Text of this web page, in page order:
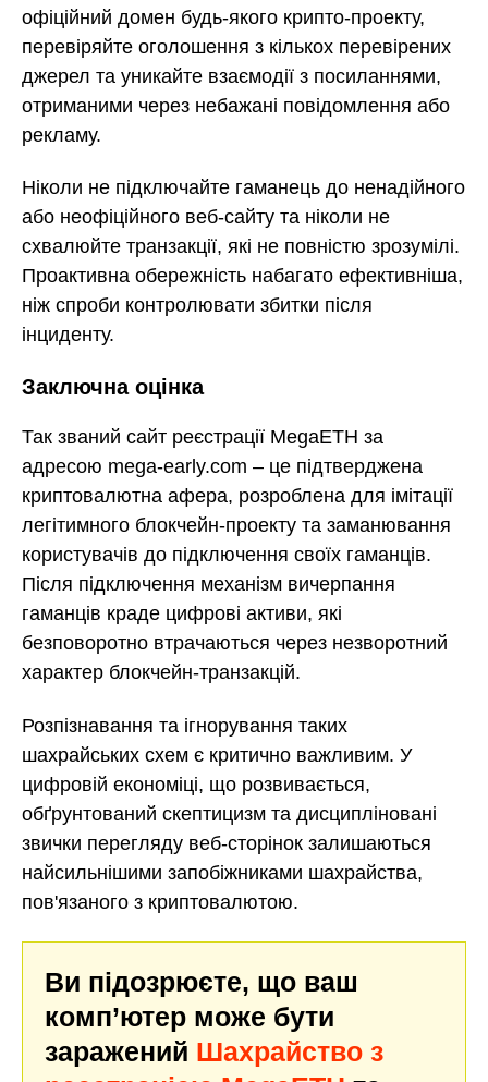
офіційний домен будь-якого крипто-проекту,
перевіряйте оголошення з кількох перевірених
джерел та уникайте взаємодії з посиланнями,
отриманими через небажані повідомлення або
рекламу.
Ніколи не підключайте гаманець до ненадійного
або неофіційного веб-сайту та ніколи не
схвалюйте транзакції, які не повністю зрозумілі.
Проактивна обережність набагато ефективніша,
ніж спроби контролювати збитки після
інциденту.
Заключна оцінка
Так званий сайт реєстрації MegaETH за
адресою mega-early.com – це підтверджена
криптовалютна афера, розроблена для імітації
легітимного блокчейн-проекту та заманювання
користувачів до підключення своїх гаманців.
Після підключення механізм вичерпання
гаманців краде цифрові активи, які
безповоротно втрачаються через незворотний
характер блокчейн-транзакцій.
Розпізнавання та ігнорування таких
шахрайських схем є критично важливим. У
цифровій економіці, що розвивається,
обґрунтований скептицизм та дисципліновані
звички перегляду веб-сторінок залишаються
найсильнішими запобіжниками шахрайства,
пов'язаного з криптовалютою.
Ви підозрюєте, що ваш
комп’ютер може бути
заражений Шахрайство з